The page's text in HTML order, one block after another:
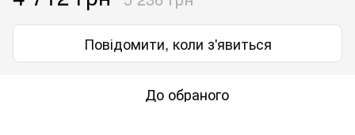
Повідомити, коли з'явиться
До обраного